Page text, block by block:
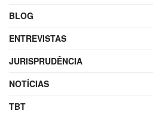
BLOG
ENTREVISTAS
JURISPRUDÊNCIA
NOTÍCIAS
TBT